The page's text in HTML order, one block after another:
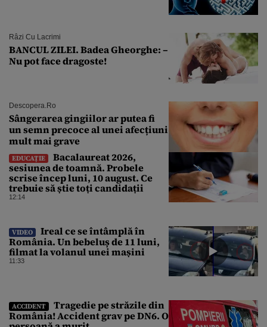
Râzi Cu Lacrimi
BANCUL ZILEI. Badea Gheorghe: –
Nu pot face dragoste!
Descopera.ro
Sângerarea gingiilor ar putea fi
un semn precoce al unei afecțiuni
mult mai grave
EDUCAȚIE
Bacalaureat 2026,
sesiunea de toamnă. Probele
scrise încep luni, 10 august. Ce
trebuie să știe toți candidații
12:14
VIDEO
Ireal ce se întâmplă în
România. Un bebeluș de 11 luni,
filmat la volanul unei mașini
11:33
ACCIDENT
Tragedie pe străzile din
România! Accident grav pe DN6. O